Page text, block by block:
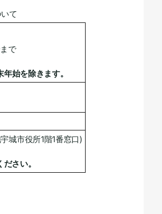
て
で
始を除きます。
城市役所1階1番窓口)
さい。